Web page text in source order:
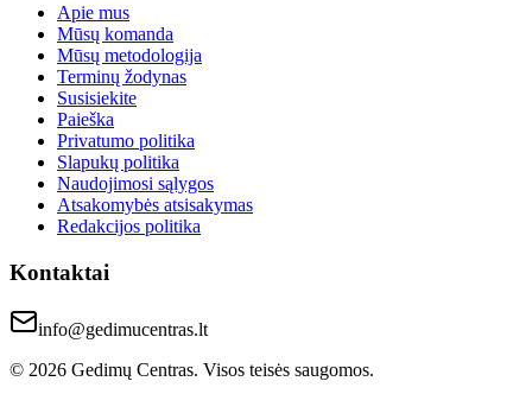
Apie mus
Mūsų komanda
Mūsų metodologija
Terminų žodynas
Susisiekite
Paieška
Privatumo politika
Slapukų politika
Naudojimosi sąlygos
Atsakomybės atsisakymas
Redakcijos politika
Kontaktai
info@gedimucentras.lt
© 2026 Gedimų Centras. Visos teisės saugomos.